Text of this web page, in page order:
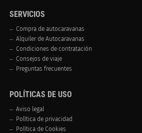
SERVICIOS
Compra de autocaravanas
Alquiler de Autocaravanas
Condiciones de contratación
Consejos de viaje
Preguntas frecuentes
POLÍTICAS DE USO
Aviso legal
Política de privacidad
Política de Cookies